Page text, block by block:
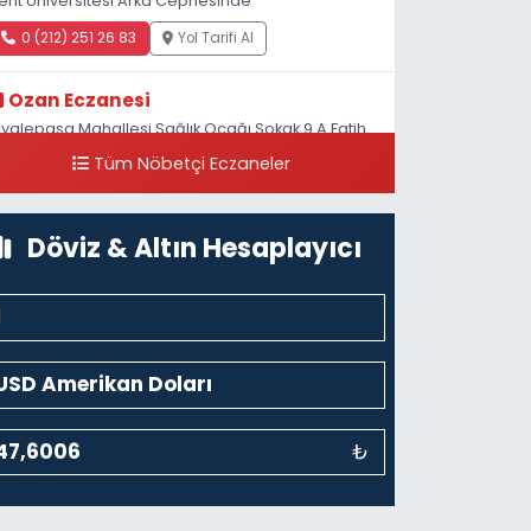
0 (212) 251 26 83 Yol Tarifi Al
Ozan Eczanesi
Mahallesi Sağlık Ocağı Sokak 9 A Fatih
Tüm Nöbetçi Eczaneler
Döviz & Altın Hesaplayıcı
₺